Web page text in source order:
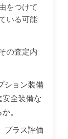
をつけて
いる可能
の査定内
ション装備
安全装備な
。
プラス評価